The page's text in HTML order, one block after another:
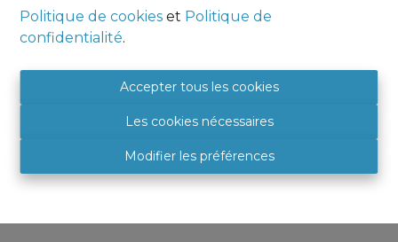
Politique de cookies et Politique de
confidentialité.
Accepter tous les cookies
Les cookies nécessaires
Modifier les préférences
serein. Prix:189.000 euros (sous réserve de
l'acception du propriétaire). Ne manquez
exceptionnel dans un secteur recherché.
Pour plus d'information:
info@hexpertimmo.be - 081.46.08.89